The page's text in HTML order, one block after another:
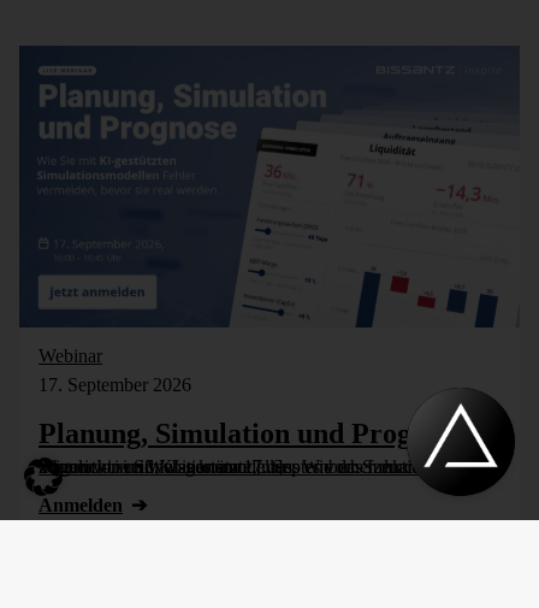
Webinar
17. September 2026
Planung, Simulation und Prognose
Wer nicht weiß, was kommt, muss es vorher durchspielen können – in Simulationsmodellen. Wie das funktioniert, zeigen wir im Webinar am 17. September: Szenarioplanung, Simulation und KI-gestützte [...]
Anmelden